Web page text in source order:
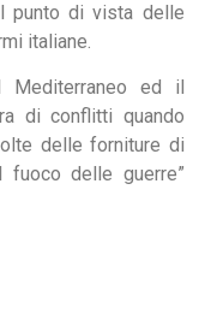
punto di vista delle
italiane.
Mediterraneo ed il
di conflitti quando
delle forniture di
fuoco delle guerre”